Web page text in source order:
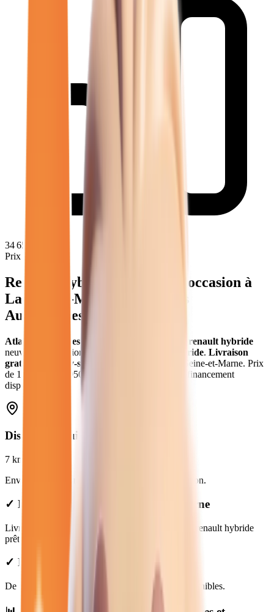
34 657
Prix moyen
Renault Hybride neuves et d'occasion à
Lagny-sur-Marne
Automobiles
Atlas Automobiles
renault hybride
neuves et d'occasion
hybride. Livraison
gratuite à
Lagny-sur-Marne Seine-et-Marne. Prix
de 16 480 48 950€. Essai gratuit, garantie et financement
disponible.
Distance depuis
7 km
Environ
en voiture jusqu'à notre concession.
✓ Livraison gratuite à Lagny-sur-Marne
Livraison gratuite à Lagny-sur-Marne. Véhicules renault hybride
prêts à partir.
✓ Prix Transparents
De €. Financement et LOA disponibles.